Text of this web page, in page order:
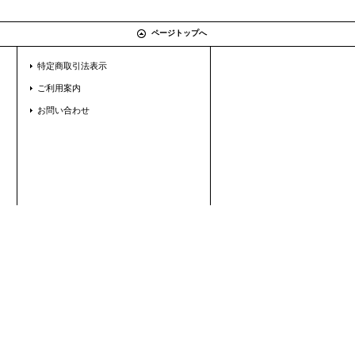
ページトップへ
特定商取引法表示
ご利用案内
お問い合わせ